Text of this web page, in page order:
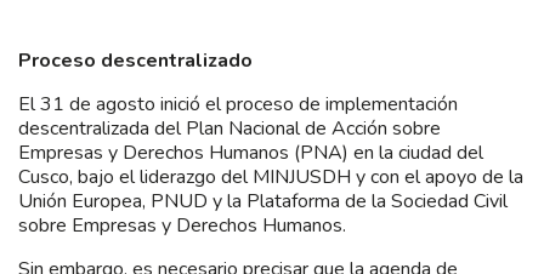
Proceso descentralizado
El 31 de agosto inició el proceso de implementación
descentralizada del Plan Nacional de Acción sobre
Empresas y Derechos Humanos (PNA) en la ciudad del
Cusco, bajo el liderazgo del MINJUSDH y con el apoyo de la
Unión Europea, PNUD y la Plataforma de la Sociedad Civil
sobre Empresas y Derechos Humanos.